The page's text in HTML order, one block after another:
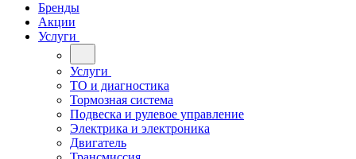
Бренды
Акции
Услуги
Услуги
ТО и диагностика
Тормозная система
Подвеска и рулевое управление
Электрика и электроника
Двигатель